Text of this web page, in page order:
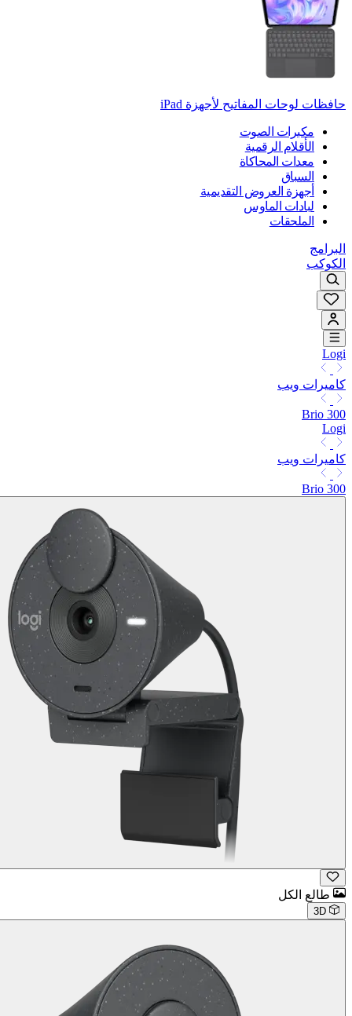
حافظات لوحات المفاتيح لأجهزة ‏iPad
مكبرات الصوت
الأقلام الرقمية
معدات المحاكاة
السباق
أجهزة العروض التقديمية
لبادات الماوس
الملحقات
البرامج
الكوكب
Logi
كاميرات ويب
Brio 300
Logi
كاميرات ويب
Brio 300
طالع الكل
3D